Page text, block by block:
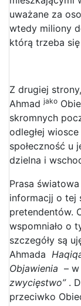
uważane za
wtedy miliony
którą trzeba
Z drugiej
Ahmad jako
skromnych
odległej
społeczność u
dzielna i
Prasa
informacjj o tej
pretendentów.
wspomniało o
szczegóły są
Ahmada
Objawienia –
zwycięstwo”.
przeciwko